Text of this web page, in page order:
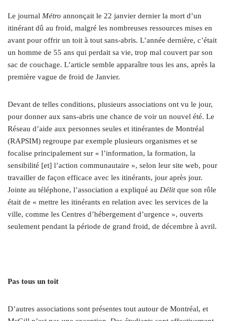
Le journal Métro annonçait le 22 janvier dernier la mort d’un
itinérant dû au froid, malgré les nombreuses ressources mises en
avant pour offrir un toit à tout sans-abris. L’année dernière, c’était
un homme de 55 ans qui perdait sa vie, trop mal couvert par son
sac de couchage. L’article semble apparaître tous les ans, après la
première vague de froid de Janvier.
Devant de telles conditions, plusieurs associations ont vu le jour,
pour donner aux sans-abris une chance de voir un nouvel été. Le
Réseau d’aide aux personnes seules et itinérantes de Montréal
(RAPSIM) regroupe par exemple plusieurs organismes et se
focalise principalement sur « l’information, la formation, la
sensibilité [et] l’action communautaire », selon leur site web, pour
travailler de façon efficace avec les itinérants, jour après jour.
Jointe au téléphone, l’association a expliqué au Délitque son rôle
était de « mettre les itinérants en relation avec les services de la
ville, comme les Centres d’hébergement d’urgence », ouverts
seulement pendant la période de grand froid, de décembre à avril.
Pas tous un toit
D’autres associations sont présentes tout autour de Montréal, et